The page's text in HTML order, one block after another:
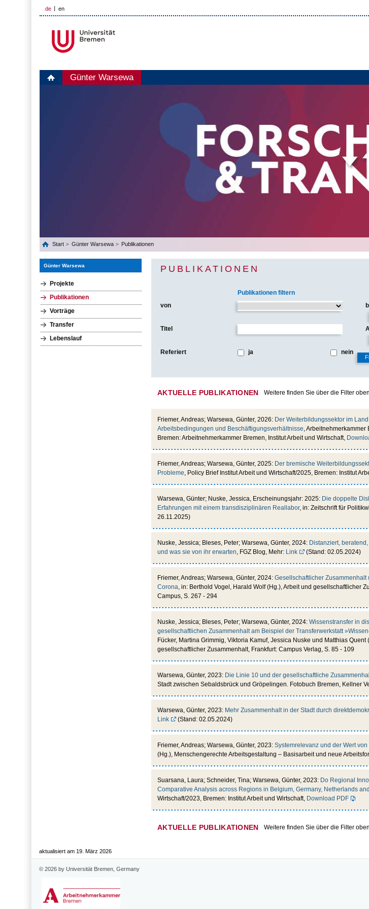
de en
Günter Warsewa
Start Günter Warsewa Publikationen
Günter Warsewa
Projekte
Publikationen
Vorträge
Transfer
Lebenslauf
PUBLIKATIONEN
Publikationen filtern
von
Titel
Referiert ja nein
AKTUELLE PUBLIKATIONEN Weitere finden Sie über die Filter
Friemer, Andreas; Warsewa, Günter, 2026: Der Weiterbildungssektor im
Arbeitsbedingungen und Beschäftigungsverhältnisse, Arbeitnehmerkammer
Bremen: Arbeitnehmerkammer Bremen, Institut Arbeit und Wirtschaft,
Friemer, Andreas; Warsewa, Günter, 2025: Der bremische
Probleme, Policy Brief Institut Arbeit und Wirtschaft/2025, Bremen: Institut
Warsewa, Günter; Nuske, Jessica, Erscheinungsjahr: 2025: Die doppelte
Erfahrungen mit einem transdisziplinären Reallabor, in: Zeitschrift für
26.11.2025)
Nuske, Jessica; Bleses, Peter; Warsewa, Günter, 2024: Distanziert,
und was sie von ihr erwarten, FGZ Blog, Mehr: Link (Stand: 02.05.2024)
Friemer, Andreas; Warsewa, Günter, 2024: Gesellschaftlicher Zusammenhalt
Corona, in: Berthold Vogel, Harald Wolf (Hg.), Arbeit und gesellschaftlicher
Campus, S. 267 - 294
Nuske, Jessica; Bleses, Peter; Warsewa, Günter, 2024: Wissenstransfer in
gesellschaftlichen Zusammenhalt am Beispiel der Transferwerkstatt
Fücker, Martina Grimmig, Viktoria Kamuf, Jessica Nuske und Matthias
gesellschaftlicher Zusammenhalt, Frankfurt: Campus Verlag, S. 85 - 109
Warsewa, Günter, 2023: Die Linie 10 und der gesellschaftliche
Stadt zwischen Sebaldsbrück und Gröpelingen. Fotobuch Bremen, Kellner
Warsewa, Günter, 2023: Mehr Zusammenhalt in der Stadt durch
Link
(Stand: 02.05.2024)
Friemer, Andreas; Warsewa, Günter, 2023: Systemrelevanz und der Wert
(Hg.), Menschengerechte Arbeitsgestaltung – Basisarbeit und neue
Suarsana, Laura; Schneider, Tina; Warsewa, Günter, 2023: Do Regional
Comparative Analysis across Regions in Belgium, Germany, Netherlands
Wirtschaft/2023, Bremen: Institut Arbeit und Wirtschaft, Download PDF
AKTUELLE PUBLIKATIONEN Weitere finden Sie über die Filter
aktualisiert am 19. März 2026
© 2026 by Universität Bremen, Germany